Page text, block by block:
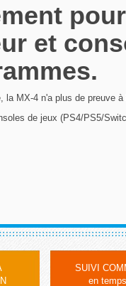
pour
et
la MX-4 n'a plus de preuve à
de jeux (PS4/PS5/
SUIVI
en